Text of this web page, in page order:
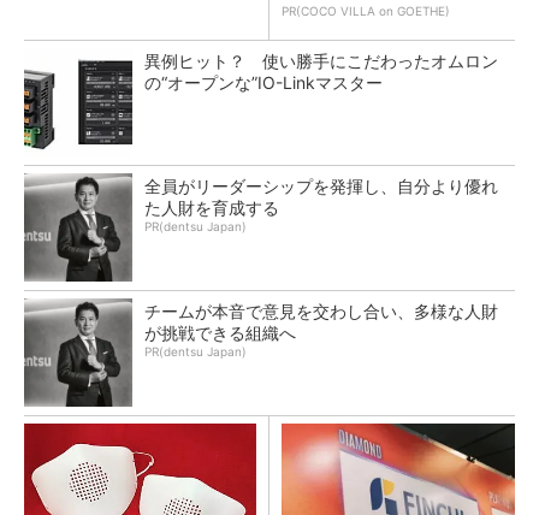
PR(COCO VILLA on GOETHE)
異例ヒット？ 使い勝手にこだわったオムロン
の“オープンな”IO-Linkマスター
全員がリーダーシップを発揮し、自分より優れ
た人財を育成する
PR(dentsu Japan)
チームが本音で意見を交わし合い、多様な人財
が挑戦できる組織へ
PR(dentsu Japan)